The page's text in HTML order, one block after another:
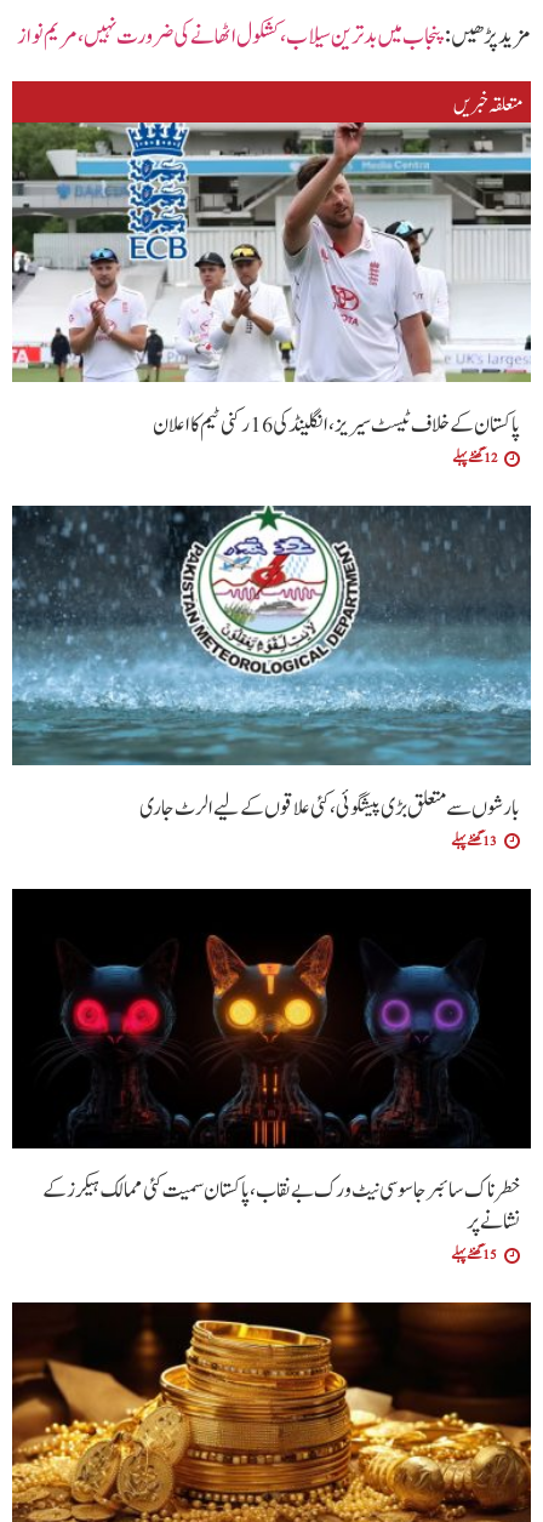
مزید پڑھیں :پنجاب میں بدترین سیلاب،کشکول اٹھانے کی ضرورت نہیں ، مریم نواز
متعلقہ خبریں
پاکستان کے خلاف ٹیسٹ سیریز، انگلینڈ کی 16 رکنی ٹیم کا اعلان
12 گھنٹے پہلے
بارشوں سے متعلق بڑی پیشگوئی، کئی علاقوں کے لیے الرٹ جاری
13 گھنٹے پہلے
خطرناک سائبر جاسوسی نیٹ ورک بے نقاب، پاکستان سمیت کئی ممالک ہیکرز کے
نشانے پر
15 گھنٹے پہلے